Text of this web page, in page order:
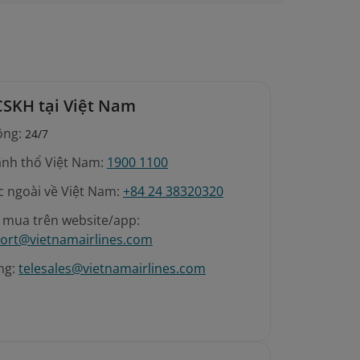
chày, bida), gậy khúc côn cầu, gậy chơi golf,
của nhà sản xuất, còn nguyên niêm
tại Việt Nam
24/7
thổ Việt Nam: 1900 1100
ngoài về Việt Nam: +84 24 38320320
trên website/app:
telesales@vietnamairlines.com